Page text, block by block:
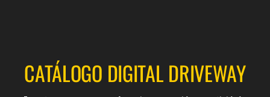
CATÁLOGO DIGITAL DRIVEWAY